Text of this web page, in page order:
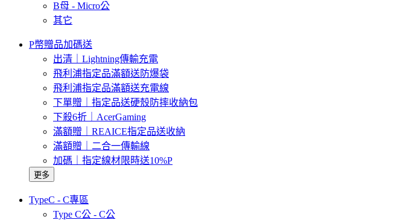
B母 - Micro公
其它
P幣贈品加碼送
出清｜Lightning傳輸充電
飛利浦指定品滿額送防爆袋
飛利浦指定品滿額送充電線
下單贈｜指定品送硬殼防摔收納包
下殺6折｜AcerGaming
滿額贈｜REAICE指定品送收納
滿額贈｜二合一傳輸線
加碼｜指定線材限時送10%P
更多
TypeC - C專區
Type C公 - C公